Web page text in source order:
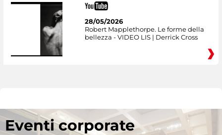
28/05/2026
Robert Mapplethorpe. Le forme della
bellezza - VIDEO LIS | Derrick Cross
Eventi corporate